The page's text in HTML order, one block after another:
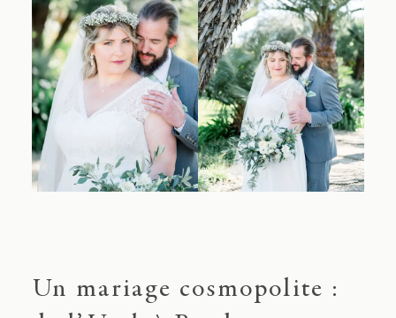
Un mariage cosmopolite :